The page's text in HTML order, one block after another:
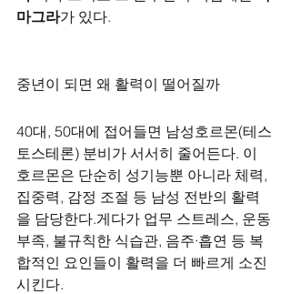
마그라가 있다.
중년이 되면 왜 활력이 떨어질까
40대, 50대에 접어들면 남성호르몬(테스
토스테론) 분비가 서서히 줄어든다. 이
호르몬은 단순히 성기능뿐 아니라 체력,
집중력, 감정 조절 등 남성 전반의 활력
을 담당한다.게다가 업무 스트레스, 운동
부족, 불규칙한 식습관, 음주·흡연 등 복
합적인 요인들이 활력을 더 빠르게 소진
시킨다.